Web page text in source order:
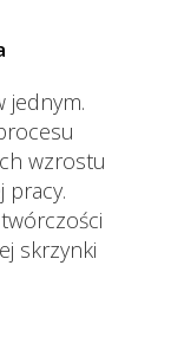
jednym.
wzrostu
pracy.
skrzynki